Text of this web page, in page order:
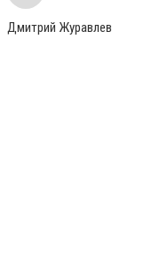
Дмитрий Журавлев